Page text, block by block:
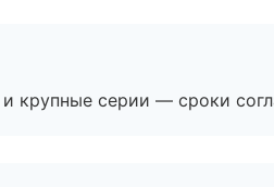
крупные серии — сроки